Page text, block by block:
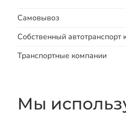
Самовывоз
Собственный автотранспорт
Транспортные компании
Мы